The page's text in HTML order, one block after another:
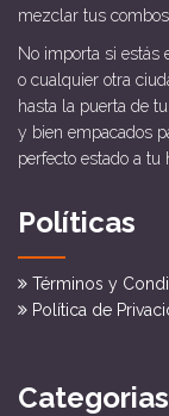
mezclar tus combos
No importa si estás
o cualquier otra
hasta la puerta de
y bien empacados
perfecto estado a tu
Políticas
Términos y
Política de